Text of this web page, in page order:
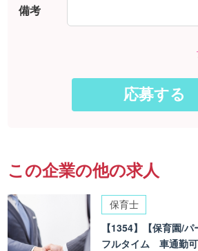
備考
この企業の他の求人
保育士
【1354】【保育園/パ
フルタイム 車通勤